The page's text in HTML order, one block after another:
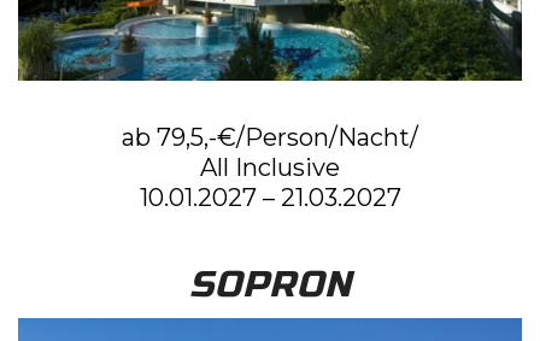
ab 79,5,-€/Person/Nacht/
All Inclusive
10.01.2027 – 21.03.2027
SOPRON